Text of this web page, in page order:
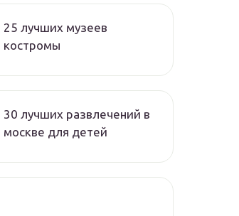
25 лучших музеев
костромы
30 лучших развлечений в
москве для детей